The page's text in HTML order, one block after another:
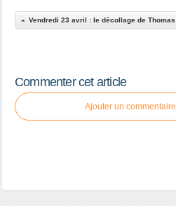
Commenter cet article
Ajouter un commentaire